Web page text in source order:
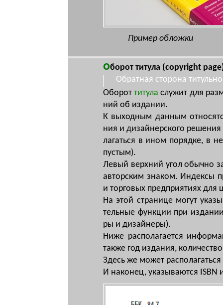
Пример обложки
оборот титула (copyright
Обратная сторона
Обо­ротти­ту­ла слу­жит для
ний об из­да­нии.
К вы­ход­ным дан­ным
ния и ди­зай­нерс­ко­го
ла­гать­ся в ином по­ряд­ке, в
пус­тым).
Ле­вый верх­ний угол обыч­но
ав­торс­ким зна­ком. Ин­дек­сы
и тор­го­вых пред­при­яти­ях
На этой стра­ни­це мо­гут
тель­ные функ­ции при
ры и ди­зай­не­ры).
Ни­же рас­по­ла­га­ет­ся
так­же год из­да­ния,
Здесь же мо­жет
И на­ко­нец, ука­зы­ва­ют­ся ISBN